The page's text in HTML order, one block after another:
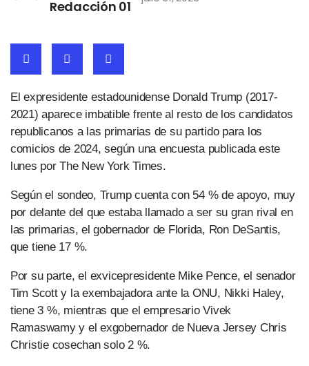
Redacción 01
El expresidente estadounidense Donald Trump (2017-
2021) aparece imbatible frente al resto de los candidatos
republicanos a las primarias de su partido para los
comicios de 2024, según una encuesta publicada este
lunes por The New York Times.
Según el sondeo, Trump cuenta con 54 % de apoyo, muy
por delante del que estaba llamado a ser su gran rival en
las primarias, el gobernador de Florida, Ron DeSantis,
que tiene 17 %.
Por su parte, el exvicepresidente Mike Pence, el senador
Tim Scott y la exembajadora ante la ONU, Nikki Haley,
tiene 3 %, mientras que el empresario Vivek
Ramaswamy y el exgobernador de Nueva Jersey Chris
Christie cosechan solo 2 %.